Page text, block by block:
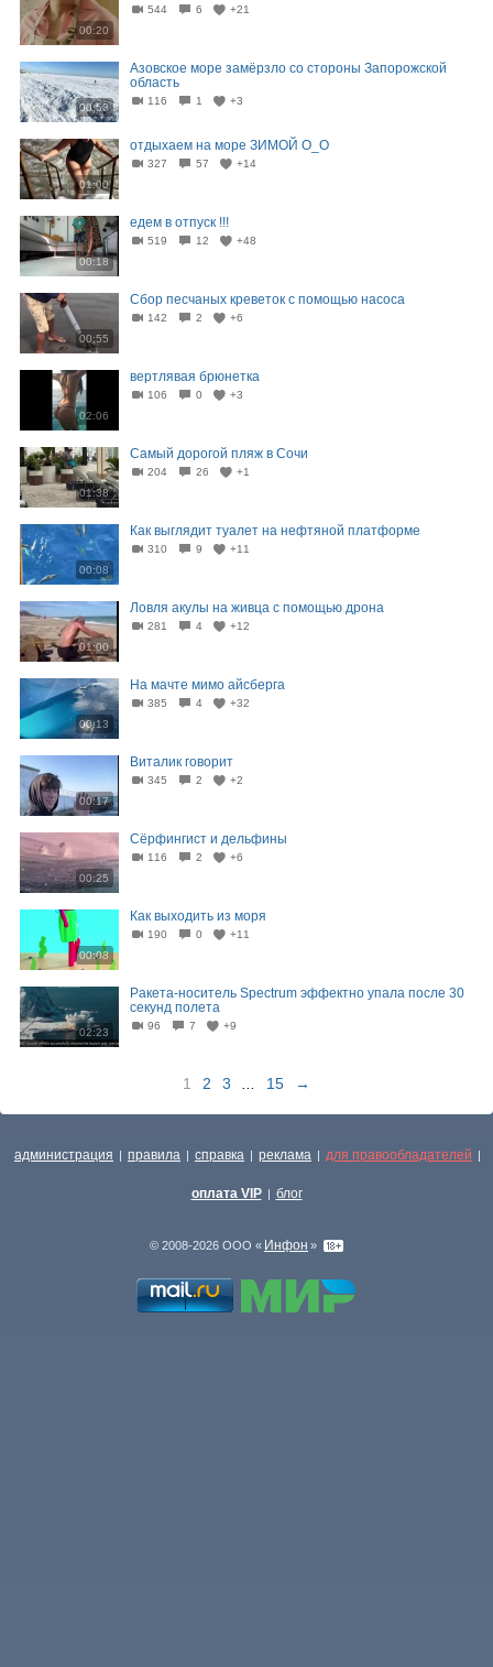
00:20
544 6 +21
00:53
Азовское море замёрзло со стороны Запорожской
область
116 1 +3
01:00
отдыхаем на море ЗИМОЙ О_О
327 57 +14
00:18
едем в отпуск !!!
519 12 +48
00:55
Сбор песчаных креветок с помощью насоса
142 2 +6
02:06
вертлявая брюнетка
106 0 +3
01:38
Самый дорогой пляж в Сочи
204 26 +1
00:08
Как выглядит туалет на нефтяной платформе
310 9 +11
01:00
Ловля акулы на живца с помощью дрона
281 4 +12
00:13
На мачте мимо айсберга
385 4 +32
00:17
Виталик говорит
345 2 +2
00:25
Сёрфингист и дельфины
116 2 +6
00:08
Как выходить из моря
190 0 +11
02:23
Ракета-носитель Spectrum эффектно упала после 30
секунд полета
96 7 +9
1 2 3 15 →
администрация | правила | справка | реклама | для правообладателей |
оплата VIP | блог
© 2008-2026 ООО « Инфон »